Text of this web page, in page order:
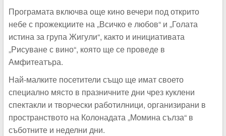
Програмата включва още кино вечери под открито
небе с прожекциите на „Всичко е любов“ и „Голата
истина за група Жигули“, както и инициативата
„Рисуване с вино“, която ще се проведе в
Амфитеатъра.
Най-малките посетители също ще имат своето
специално място в празничните дни чрез куклени
спектакли и творчески работилници, организирани в
пространството на Колонадата „Момина сълза“ в
съботните и неделни дни.